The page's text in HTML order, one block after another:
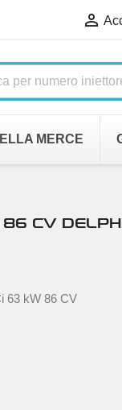

MERCE
CV
63 kW 86 CV